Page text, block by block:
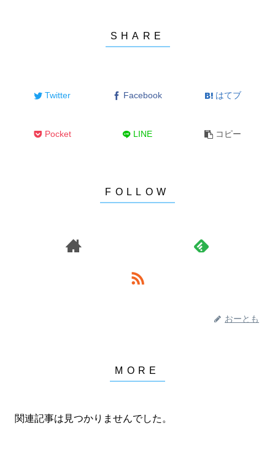
Twitter Facebook はてブ
Pocket LINE コピー
おーとも
関連記事は見つかりませんでした。